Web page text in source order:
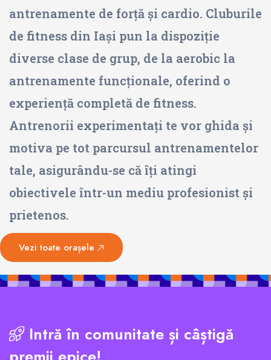
antrenamente de forță și cardio. Cluburile
de fitness din Iași pun la dispoziție
diverse clase de grup, de la aerobic la
antrenamente funcționale, oferind o
experiență completă de fitness.
Antrenorii experimentați te vor ghida și
motiva pe tot parcursul antrenamentelor
tale, asigurându-se că îți atingi
obiectivele într-un mediu profesionist și
prietenos.
Vezi toate orașele
Intră în comunitate și câștigă